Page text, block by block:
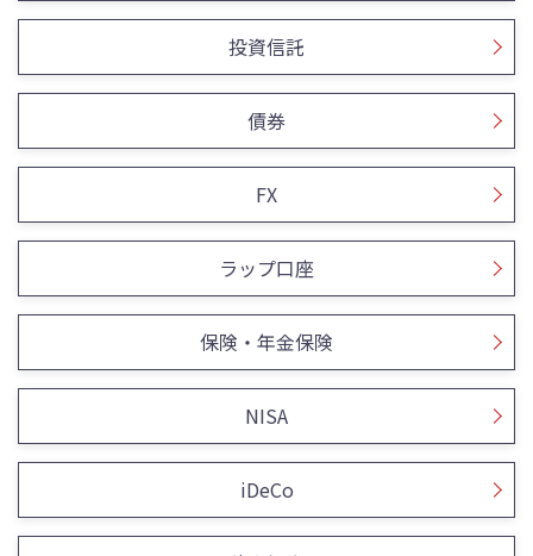
投資信託
債券
FX
ラップ口座
保険・年金保険
NISA
iDeCo